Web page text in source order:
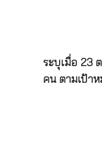
ระบุเมื่อ 23 ต
คน ตามเป้า